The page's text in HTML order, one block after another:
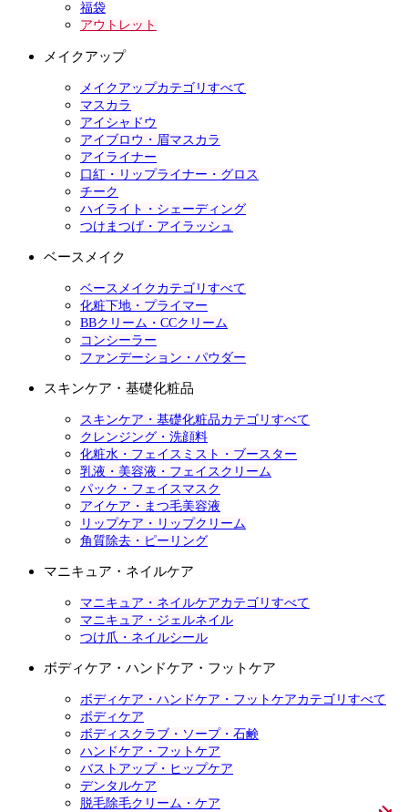
福袋
アウトレット
メイクアップ
メイクアップカテゴリすべて
マスカラ
アイシャドウ
アイブロウ・眉マスカラ
アイライナー
口紅・リップライナー・グロス
チーク
ハイライト・シェーディング
つけまつげ・アイラッシュ
ベースメイク
ベースメイクカテゴリすべて
化粧下地・プライマー
BBクリーム・CCクリーム
コンシーラー
ファンデーション・パウダー
スキンケア・基礎化粧品
スキンケア・基礎化粧品カテゴリすべて
クレンジング・洗顔料
化粧水・フェイスミスト・ブースター
乳液・美容液・フェイスクリーム
パック・フェイスマスク
アイケア・まつ毛美容液
リップケア・リップクリーム
角質除去・ピーリング
マニキュア・ネイルケア
マニキュア・ネイルケアカテゴリすべて
マニキュア・ジェルネイル
つけ爪・ネイルシール
ボディケア・ハンドケア・フットケア
ボディケア・ハンドケア・フットケアカテゴリすべて
ボディケア
ボディスクラブ・ソープ・石鹸
ハンドケア・フットケア
バストアップ・ヒップケア
デンタルケア
脱毛除毛クリーム・ケア